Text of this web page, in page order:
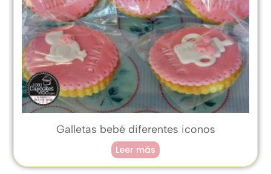
Galletas bebé diferentes iconos
Leer más